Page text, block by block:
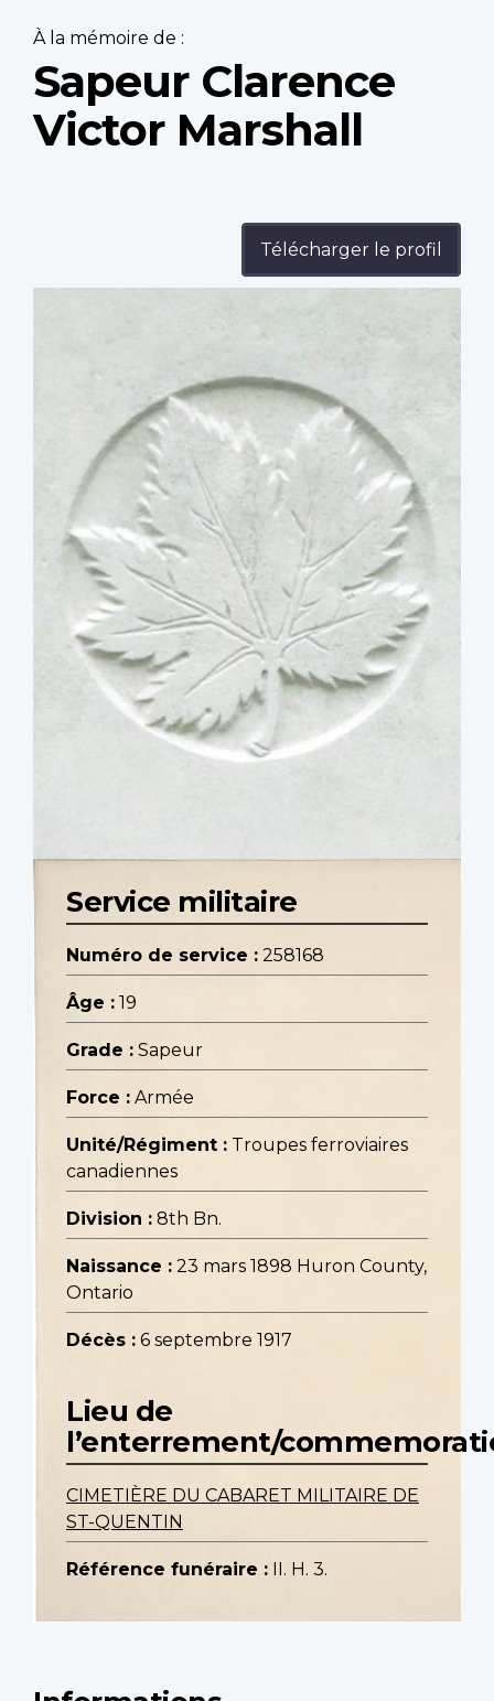
À la mémoire de :
Sapeur Clarence
Victor Marshall
Télécharger le profil
Service militaire
Numéro de service : 258168
Âge : 19
Grade : Sapeur
Force : Armée
Unité/Régiment : Troupes ferroviaires
canadiennes
Division : 8th Bn.
Naissance : 23 mars 1898 Huron County,
Ontario
Décès : 6 septembre 1917
Lieu de
l’enterrement/
CIMETIÈRE DU CABARET MILITAIRE DE
ST-QUENTIN
Référence funéraire : II. H. 3.